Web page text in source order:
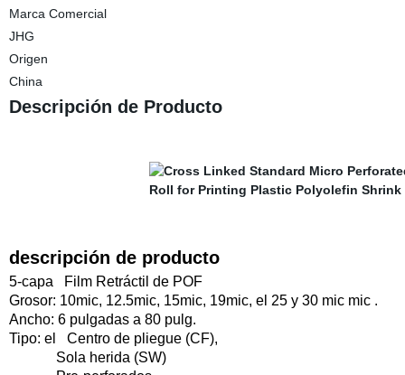
Marca Comercial
JHG
Origen
China
Descripción de Producto
descripción de producto
5-capa Film Retráctil de POF
Grosor: 10mic, 12.5mic, 15mic, 19mic, el 25 y 30 mic mic .
Ancho: 6 pulgadas a 80 pulg.
Tipo: el
Centro de pliegue (CF),
Sola herida (SW)